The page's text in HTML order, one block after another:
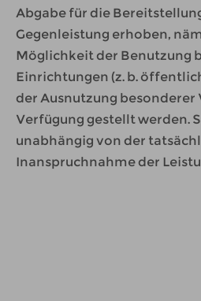
Abgabe für die
Gegenleistung erhoben,
Möglichkeit der Benutzung
Einrichtungen (z. b.
der Ausnutzung besonderer
Verfügung gestellt werden.
unabhängig von der
Inanspruchnahme der